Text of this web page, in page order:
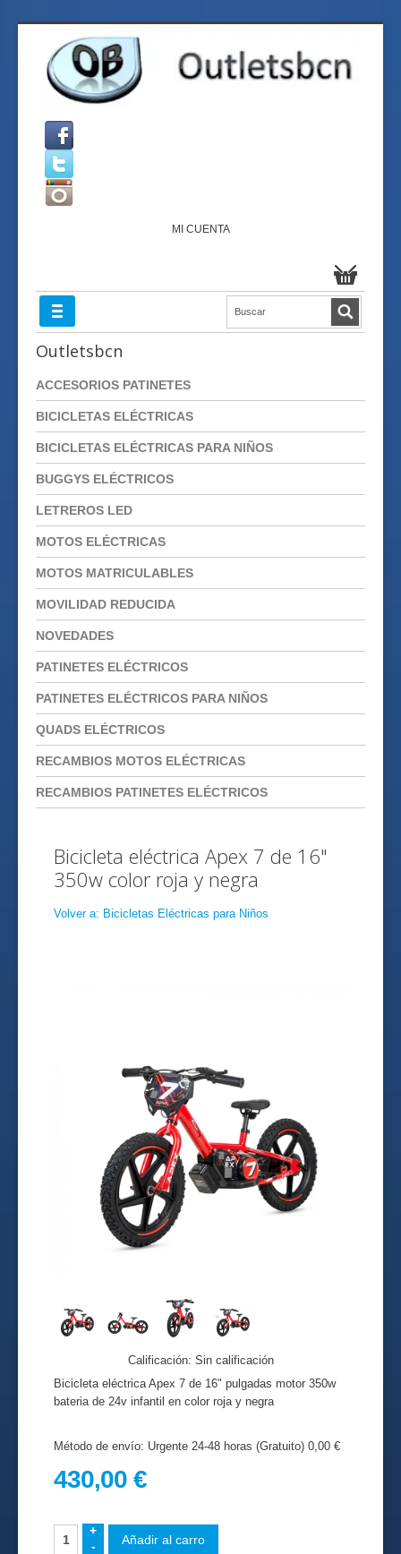
MI CUENTA
Outletsbcn
ACCESORIOS PATINETES
BICICLETAS ELÉCTRICAS
BICICLETAS ELÉCTRICAS PARA NIÑOS
BUGGYS ELÉCTRICOS
LETREROS LED
MOTOS ELÉCTRICAS
MOTOS MATRICULABLES
MOVILIDAD REDUCIDA
NOVEDADES
PATINETES ELÉCTRICOS
PATINETES ELÉCTRICOS PARA NIÑOS
QUADS ELÉCTRICOS
RECAMBIOS MOTOS ELÉCTRICAS
RECAMBIOS PATINETES ELÉCTRICOS
Bicicleta eléctrica Apex 7 de 16"
350w color roja y negra
Volver a: Bicicletas Eléctricas para Niños
Calificación: Sin calificación
Bicicleta eléctrica Apex 7 de 16" pulgadas motor 350w
bateria de 24v infantil en color roja y negra
Método de envío: Urgente 24-48 horas (Gratuito) 0,00 €
430,00 €